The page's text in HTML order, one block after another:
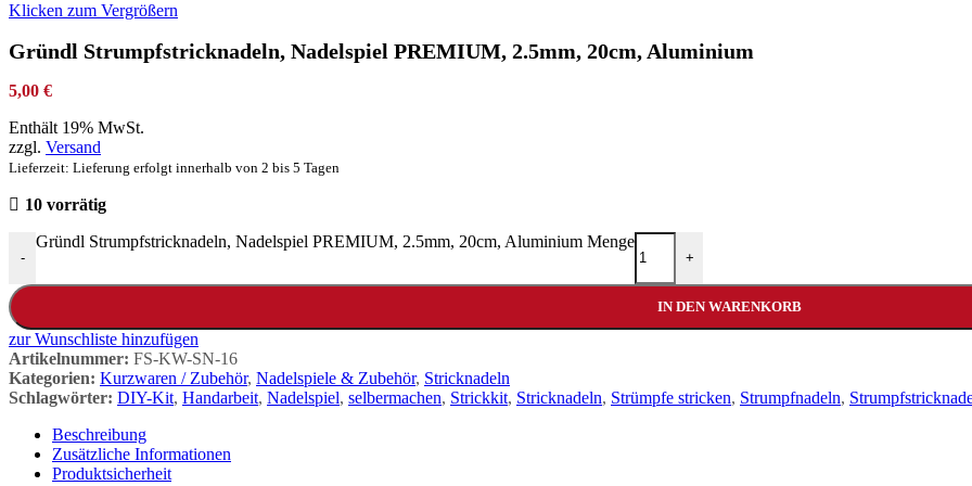
Klicken zum Vergrößern
Gründl Strumpfstricknadeln, Nadelspiel PREMIUM, 2.5mm, 20cm, Aluminium
5,00 €
Enthält 19% MwSt.
zzgl. Versand
Lieferzeit: Lieferung erfolgt innerhalb von 2 bis 5 Tagen
10 vorrätig
-
Gründl Strumpfstricknadeln, Nadelspiel PREMIUM, 2.5mm, 20cm, Aluminium Menge
+
IN DEN WARENKORB
zur Wunschliste hinzufügen
Artikelnummer: FS-KW-SN-16
Kategorien: Kurzwaren / Zubehör, Nadelspiele & Zubehör, Stricknadeln
Schlagwörter: DIY-Kit, Handarbeit, Nadelspiel, selbermachen, Strickkit, Stricknadeln, Strümpfe stricken, Strumpfnadeln,
Beschreibung
Zusätzliche Informationen
Produktsicherheit